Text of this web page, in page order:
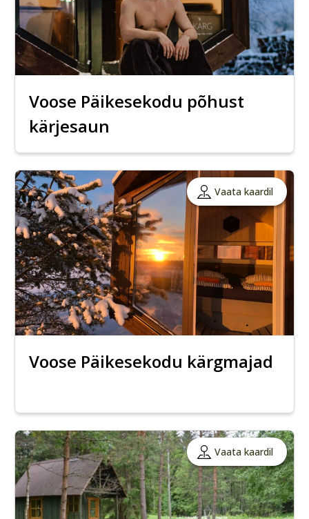
Voose Päikesekodu põhust
kärjesaun
Vaata kaardil
Voose Päikesekodu kärgmajad
Vaata kaardil